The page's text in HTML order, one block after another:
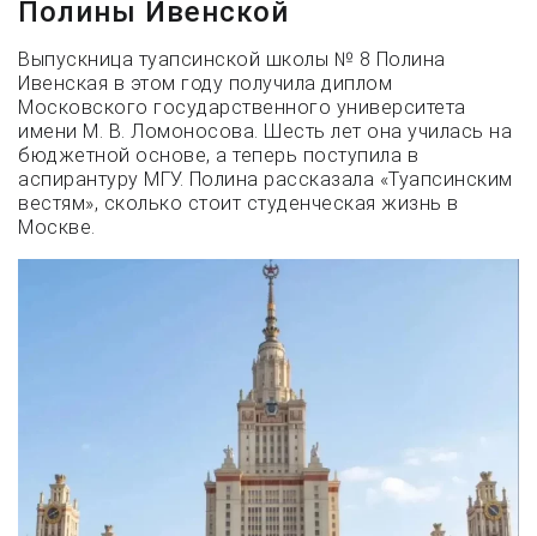
Полины Ивенской
Выпускница туапсинской школы № 8 Полина
Ивенская в этом году получила диплом
Московского государственного университета
имени М. В. Ломоносова. Шесть лет она училась на
бюджетной основе, а теперь поступила в
аспирантуру МГУ. Полина рассказала «Туапсинским
вестям», сколько стоит студенческая жизнь в
Москве.